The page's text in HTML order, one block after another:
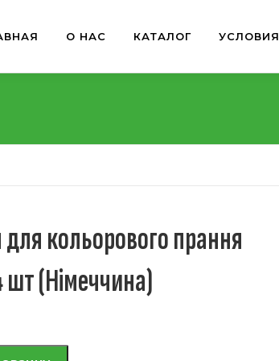
О НАС КАТАЛОГ УСЛОВИЯ
кольорового прання
шт (Німеччина)